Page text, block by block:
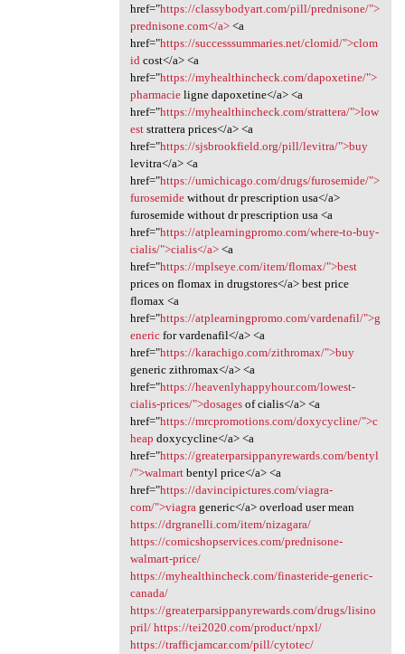
href="https://classybodyart.com/pill/prednisone/">
prednisone.com</a><a
href="https://successsummaries.net/clomid/">clom
id cost</a> <a
href="https://myhealthincheck.com/dapoxetine/">
pharmacieligne dapoxetine</a> <a
href="https://myhealthincheck.com/strattera/">low
eststrattera prices</a> <a
href="https://sjsbrookfield.org/pill/levitra/">buy
levitra</a> <a
href="https://umichicago.com/drugs/furosemide/">
furosemidewithout dr prescription usa</a>
furosemide without dr prescription usa <a
href="https://atplearningpromo.com/where-to-buy-
cialis/">cialis</a><a
href="https://mplseye.com/item/flomax/">best
prices on flomax in drugstores</a> best price
flomax <a
href="https://atplearningpromo.com/vardenafil/">g
enericfor vardenafil</a> <a
href="https://karachigo.com/zithromax/">buy
generic zithromax</a> <a
href="https://heavenlyhappyhour.com/lowest-
cialis-prices/">dosagesof cialis</a> <a
href="https://mrcpromotions.com/doxycycline/">c
heap doxycycline</a> <a
href="https://greaterparsippanyrewards.com/bentyl
/">walmartbentyl price</a> <a
href="https://davincipictures.com/viagra-
com/">viagra generic</a> overload user mean
https://drgranelli.com/item/nizagara/
https://comicshopservices.com/prednisone-
walmart-price/
https://myhealthincheck.com/finasteride-generic-
canada/
https://greaterparsippanyrewards.com/drugs/lisino
pril/ https://tei2020.com/product/npxl/
https://trafficjamcar.com/pill/cytotec/